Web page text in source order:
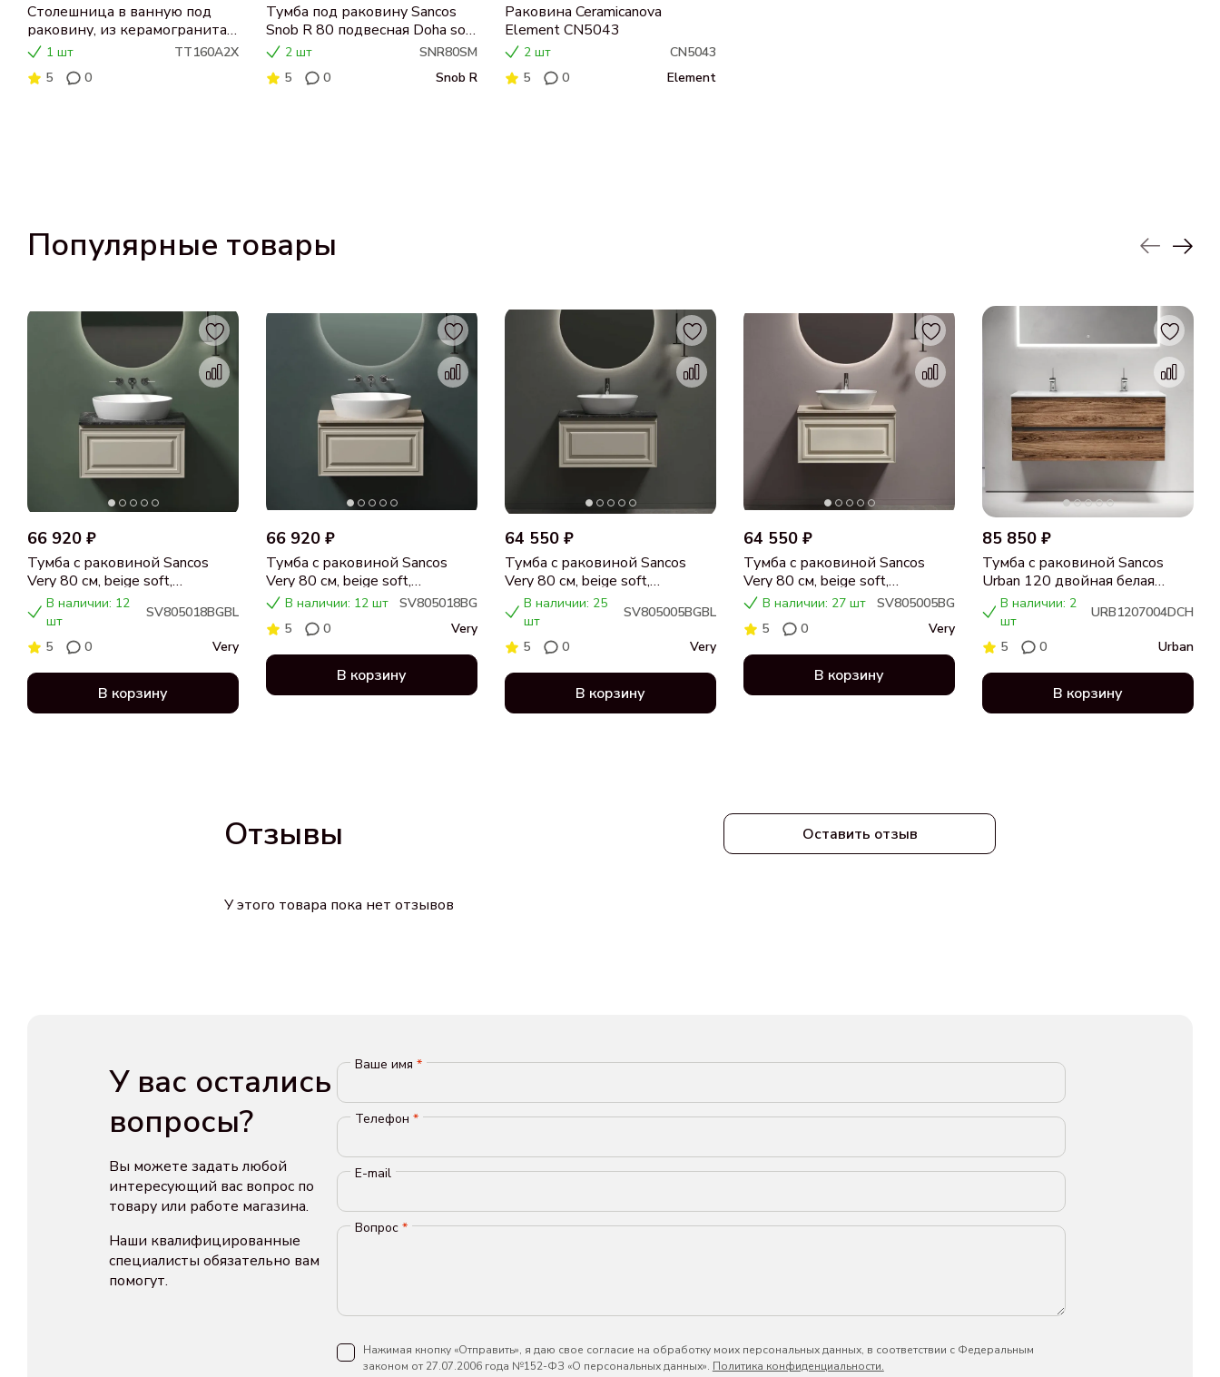
Столешница в ванную под
раковину, из керамогранита
Sancos Kreman 160х46 c
отверстием под смеситель
TT160A2X
1 шт
TT160A2X
5
0
Тумба под раковину Sancos
Snob R 80 подвесная Doha soft
(пыльная роза), SNR80SM
2 шт
SNR80SM
5
0 Snob R
Раковина Ceramicanova
Element CN5043
2 шт
CN5043
5
0 Element
Популярные товары
66 920 ₽
Тумба с раковиной Sancos
Very 80 см, beige soft,
столешница черный мрамор,
раковина CN5018
В наличии: 12
шт
SV805018BGBL
5
0 Very
В корзину
66 920 ₽
Тумба с раковиной Sancos
Very 80 см, beige soft,
столешница бежевая,
раковина CN5018
В наличии: 12 шт
SV805018BG
5
0 Very
В корзину
64 550 ₽
Тумба с раковиной Sancos
Very 80 см, beige soft,
столешница черный мрамор,
раковина CN5005
В наличии: 25
шт
SV805005BGBL
5
0 Very
В корзину
64 550 ₽
Тумба с раковиной Sancos
Very 80 см, beige soft,
столешница бежевая,
раковина CN5005
В наличии: 27 шт
SV805005BG
5
0 Very
В корзину
85 850 ₽
Тумба с раковиной Sancos
Urban 120 двойная белая
раковина CN7004, дуб
чарльстон
В наличии: 2
шт
URB1207004DCH
5
0 Urban
В корзину
Отзывы Оставить отзыв
У этого товара пока нет отзывов
У вас остались
вопросы?
Вы можете задать любой
интересующий вас вопрос по
товару или работе магазина.
Наши квалифицированные
специалисты обязательно вам
помогут.
Ваше имя *
Телефон *
E-mail
Вопрос *
Нажимая кнопку «Отправить», я даю свое согласие на обработку моих персональных данных, в соответствии с Федеральным
законом от 27.07.2006 года №152-ФЗ «О персональных данных». Политика конфиденциальности.